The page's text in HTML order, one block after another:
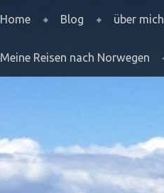
Home Blog über mich
Meine Reisen nach Norwegen